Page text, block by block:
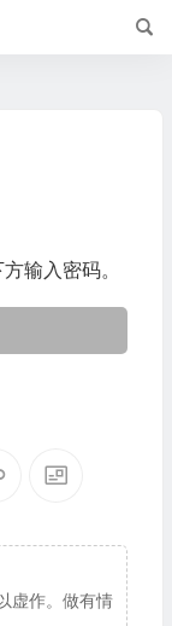
输入密码。
虚作。做有情